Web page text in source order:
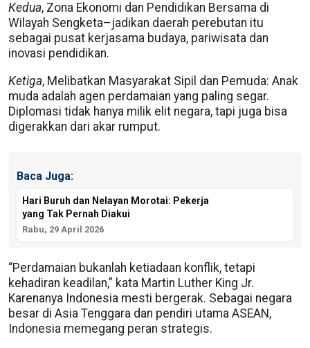
Kedua, Zona Ekonomi dan Pendidikan Bersama di
Wilayah Sengketa–jadikan daerah perebutan itu
sebagai pusat kerjasama budaya, pariwisata dan
inovasi pendidikan.
Ketiga, Melibatkan Masyarakat Sipil dan Pemuda: Anak
muda adalah agen perdamaian yang paling segar.
Diplomasi tidak hanya milik elit negara, tapi juga bisa
digerakkan dari akar rumput.
Baca Juga:
Hari Buruh dan Nelayan Morotai: Pekerja
yang Tak Pernah Diakui
Rabu, 29 April 2026
“Perdamaian bukanlah ketiadaan konflik, tetapi
kehadiran keadilan,” kata Martin Luther King Jr.
Karenanya Indonesia mesti bergerak. Sebagai negara
besar di Asia Tenggara dan pendiri utama ASEAN,
Indonesia memegang peran strategis.